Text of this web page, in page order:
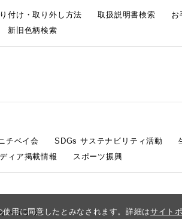
用に同意したとみなされます。詳細はサイト
付け・取り外し方法 取扱説明書検索
お
新旧色柄検索
チベイ会 SDGs サステナビリティ活動
ィア掲載情報 スポーツ振興
トマップ